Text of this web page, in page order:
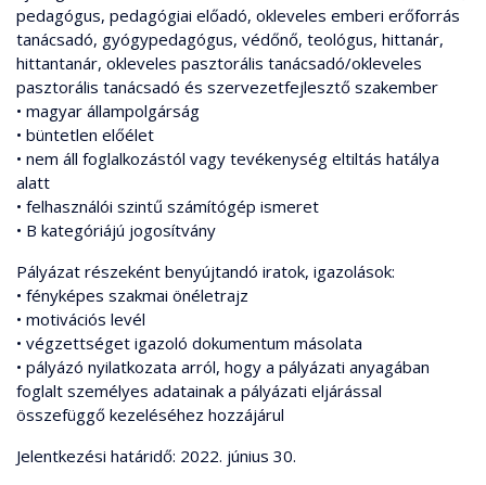
pedagógus, pedagógiai előadó, okleveles emberi erőforrás
tanácsadó, gyógypedagógus, védőnő, teológus, hittanár,
hittantanár, okleveles pasztorális tanácsadó/okleveles
pasztorális tanácsadó és szervezetfejlesztő szakember
• magyar állampolgárság
• büntetlen előélet
• nem áll foglalkozástól vagy tevékenység eltiltás hatálya
alatt
• felhasználói szintű számítógép ismeret
• B kategóriájú jogosítvány
Pályázat részeként benyújtandó iratok, igazolások:
• fényképes szakmai önéletrajz
• motivációs levél
• végzettséget igazoló dokumentum másolata
• pályázó nyilatkozata arról, hogy a pályázati anyagában
foglalt személyes adatainak a pályázati eljárással
összefüggő kezeléséhez hozzájárul
Jelentkezési határidő: 2022. június 30.